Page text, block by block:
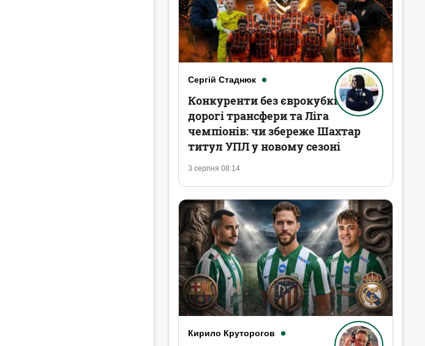
Сергій Стаднюк
3 серпня 08:14
Конкуренти без єврокубків,
дорогі трансфери та Ліга
чемпіонів: чи збереже Шахтар
титул УПЛ у новому сезоні
Кирило Круторогов